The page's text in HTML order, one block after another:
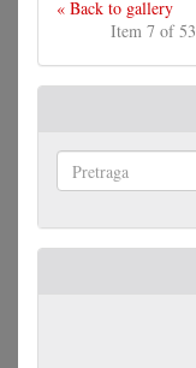
« Back to gallery
Item 7 of 53